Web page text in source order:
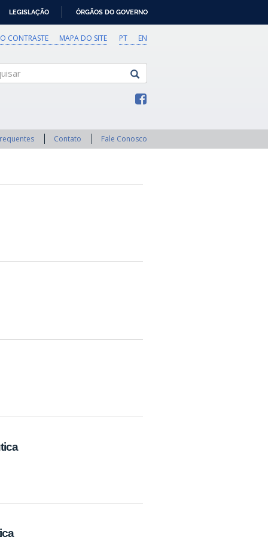
LEGISLAÇÃO ÓRGÃOS DO GOVERNO
PT EN
CONTRASTE MAPA DO SITE
Contato Fale Conosco